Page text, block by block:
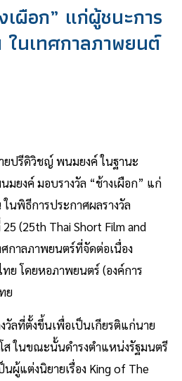
เผือก” แก่ผู้ชนะการ
นเทศกาลภาพยนต์
ยปรีดิวิชญ์ พนมยงค์ ในฐานะ
ยงค์ มอบรางวัล “ช้างเผือก” แก่
นพิธีการประกาศผลรางวัล
(25th Thai Short Film and
กาลภาพยนตร์ที่จัดต่อเนื่อง
ย โดยหอภาพยนตร์ (องค์การ
ย
งวัลที่ตั้งขึ้นเพื่อเป็นเกียรติแก่นาย
ส ในขณะนั้นดำรงตำแหน่งรัฐมนตรี
นผู้แต่งนิยายเรื่อง King of The